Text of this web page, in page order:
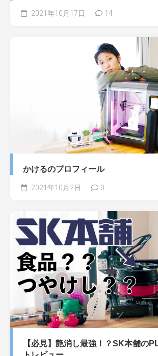
2021年10月17日 14
かけるのプロフィール
2021年10月2日 0
【必見】艶消し最強！？SK本舗の